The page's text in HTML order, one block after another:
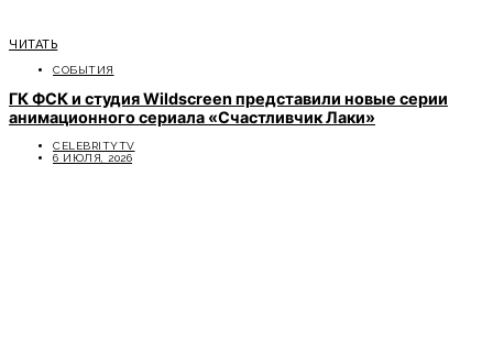
ЧИТАТЬ
СОБЫТИЯ
ГК ФСК и студия Wildscreen представили новые серии
анимационного сериала «Счастливчик Лаки»
CELEBRITYTV
6 ИЮЛЯ, 2026